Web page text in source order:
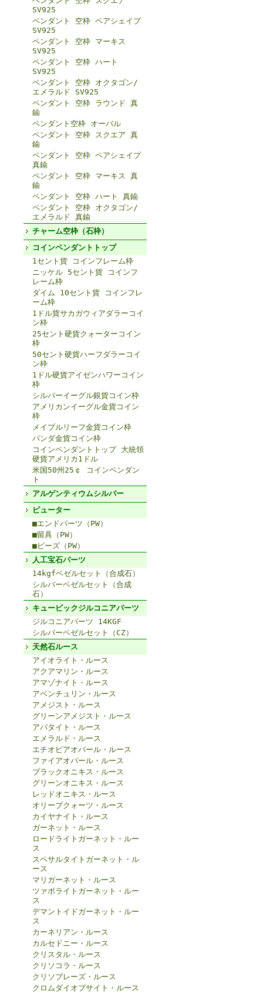
SV925
ペンダント 空枠 ペアシェイプ
SV925
ペンダント 空枠 マーキス
SV925
ペンダント 空枠 ハート
SV925
ペンダント 空枠 オクタゴン/
エメラルド SV925
ペンダント 空枠 ラウンド 真
鍮
ペンダント空枠 オーバル
ペンダント 空枠 スクエア 真
鍮
ペンダント 空枠 ペアシェイプ
真鍮
ペンダント 空枠 マーキス 真
鍮
ペンダント 空枠 ハート 真鍮
ペンダント 空枠 オクタゴン/
エメラルド 真鍮
チャーム空枠（石枠）
コインペンダントトップ
1セント貨 コインフレーム枠
ニッケル 5セント貨 コインフ
レーム枠
ダイム 10セント貨 コインフレ
ーム枠
1ドル貨サカガウィアダラーコイ
ン枠
25セント硬貨クォーターコイン
枠
50セント硬貨ハーフダラーコイ
ン枠
1ドル硬貨アイゼンハワーコイン
枠
シルバーイーグル銀貨コイン枠
アメリカンイーグル金貨コイン
枠
メイプルリーフ金貨コイン枠
パンダ金貨コイン枠
コインペンダントトップ 大統領
硬貨アメリカ1ドル
米国50州25￠ コインペンダン
ト
アルゲンティウムシルバー
ピューター
■エンドパーツ（PW）
■留具（PW）
■ビーズ（PW）
人工宝石パーツ
14kgfベゼルセット（合成石）
シルバーベゼルセット（合成
石）
キュービックジルコニアパーツ
ジルコニアパーツ 14KGF
シルバーベゼルセット（CZ）
天然石ルース
アイオライト・ルース
アクアマリン・ルース
アマゾナイト・ルース
アベンチュリン・ルース
アメジスト・ルース
グリーンアメジスト・ルース
アパタイト・ルース
エメラルド・ルース
エチオピアオパール・ルース
ファイアオパール・ルース
ブラックオニキス・ルース
グリーンオニキス・ルース
レッドオニキス・ルース
オリーブクォーツ・ルース
カイヤナイト・ルース
ガーネット・ルース
ロードライトガーネット・ルー
ス
スペサルタイトガーネット・ル
ース
マリガーネット・ルース
ツァボライトガーネット・ルー
ス
デマントイドガーネット・ルー
ス
カーネリアン・ルース
カルセドニー・ルース
クリスタル・ルース
クリソコラ・ルース
クリソプレーズ・ルース
クロムダイオプサイト・ルース